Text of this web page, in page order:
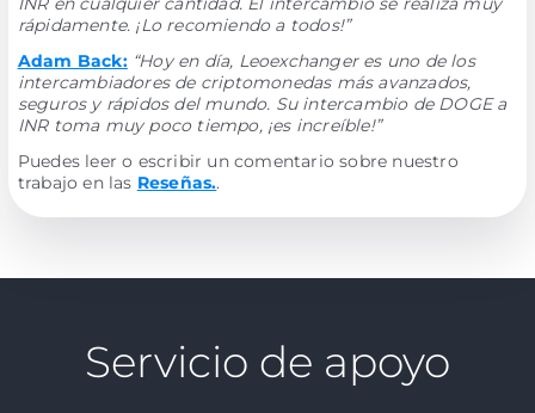
rápidamente. ¡Lo recomiendo a todos!”
Adam Back: “Hoy en día, Leoexchanger es uno de los
intercambiadores de criptomonedas más avanzados,
seguros y rápidos del mundo. Su intercambio de DOGE a
INR toma muy poco tiempo, ¡es increíble!”
Puedes leer o escribir un comentario sobre nuestro
trabajo en las Reseñas..
Servicio de apoyo